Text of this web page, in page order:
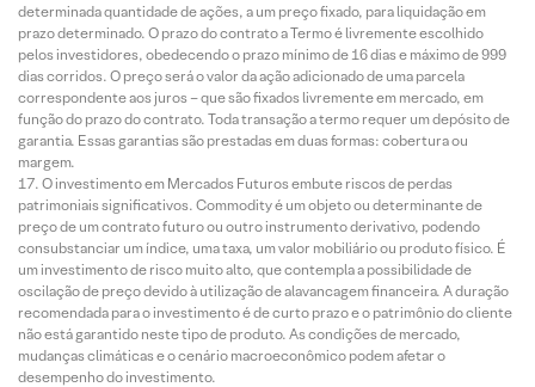
determinada quantidade de ações, a um preço fixado, para liquidação em
prazo determinado. O prazo do contrato a Termo é livremente escolhido
pelos investidores, obedecendo o prazo mínimo de 16 dias e máximo de 999
dias corridos. O preço será o valor da ação adicionado de uma parcela
correspondente aos juros – que são fixados livremente em mercado, em
função do prazo do contrato. Toda transação a termo requer um depósito de
garantia. Essas garantias são prestadas em duas formas: cobertura ou
margem.
O investimento em Mercados Futuros embute riscos de perdas
patrimoniais significativos. Commodity é um objeto ou determinante de
preço de um contrato futuro ou outro instrumento derivativo, podendo
consubstanciar um índice, uma taxa, um valor mobiliário ou produto físico. É
um investimento de risco muito alto, que contempla a possibilidade de
oscilação de preço devido à utilização de alavancagem financeira. A duração
recomendada para o investimento é de curto prazo e o patrimônio do cliente
não está garantido neste tipo de produto. As condições de mercado,
mudanças climáticas e o cenário macroeconômico podem afetar o
desempenho do investimento.